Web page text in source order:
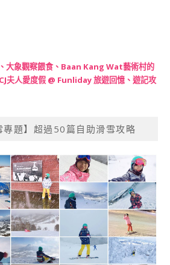
大象觀察餵食、Baan Kang Wat藝術村的
夫人愛度假 @ Funliday 旅遊回憶、遊記攻
專題】超過50篇自助滑雪攻略